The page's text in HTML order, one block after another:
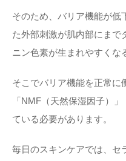
そのため、バリア機能が低
た外部刺激が肌内部にまで
ニン色素が生まれやすくな
そこでバリア機能を正常に
「NMF（天然保湿因子）
ている必要があります。
毎日のスキンケアでは、セ